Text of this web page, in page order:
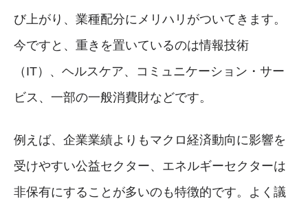
び上がり、業種配分にメリハリがついてきます。
今ですと、重きを置いているのは情報技術
（IT）、ヘルスケア、コミュニケーション・サー
ビス、一部の一般消費財などです。
例えば、企業業績よりもマクロ経済動向に影響を
受けやすい公益セクター、エネルギーセクターは
非保有にすることが多いのも特徴的です。よく議